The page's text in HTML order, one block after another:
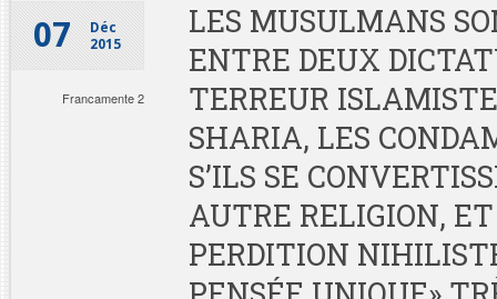
07
Déc
2015
Francamente 2
LES MUSULMANS
ENTRE DEUX
TERREUR
SHARIA, LES
S’ILS SE
AUTRE RELIGION,
PERDITION